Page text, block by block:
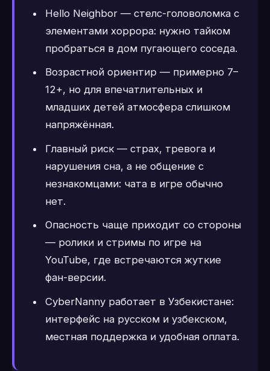
Hello Neighbor — стелс-головоломка с
элементами хоррора: нужно тайком
пробраться в дом пугающего соседа.
Возрастной ориентир — примерно 7–
12+, но для впечатлительных и
младших детей атмосфера слишком
напряжённая.
Главный риск — страх, тревога и
нарушения сна, а не общение с
незнакомцами: чата в игре обычно
нет.
Опасность чаще приходит со стороны
— ролики и стримы по игре на
YouTube, где встречаются жуткие
фан-версии.
CyberNanny работает в Узбекистане:
интерфейс на русском и узбекском,
местная поддержка и удобная оплата.